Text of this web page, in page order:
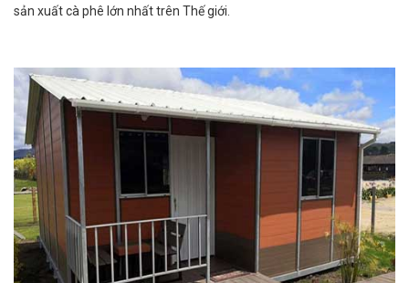
sản xuất cà phê lớn nhất trên Thế giới.